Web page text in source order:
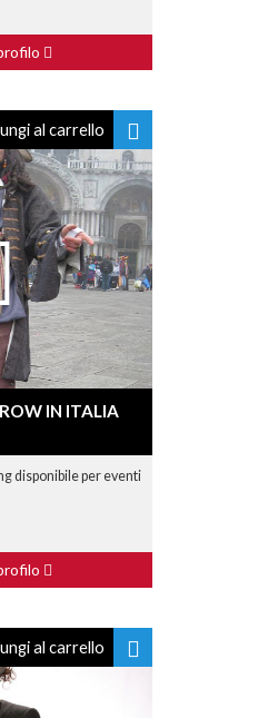
al carrello
IN ITALIA
disponibile per eventi
al carrello